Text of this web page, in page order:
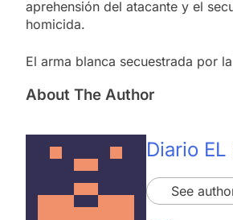
aprehensión del atacante y el
homicida.
El arma blanca secuestrada por
About The Author
Diario EL
See